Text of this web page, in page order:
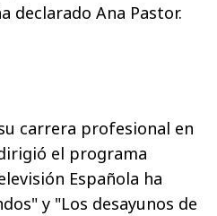
declarado Ana Pastor.
carrera profesional en
el programa
Española ha
y "Los desayunos de